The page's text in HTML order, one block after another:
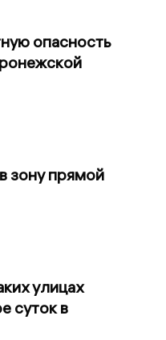
опасность
зону прямой
улицах
суток в